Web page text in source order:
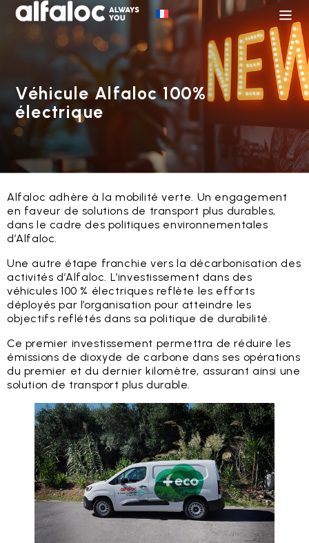
Véhicule Alfaloc 100%
électrique
Alfaloc adhère à la mobilité verte. Un engagement
en faveur de solutions de transport plus durables,
dans le cadre des politiques environnementales
d’Alfaloc.
Une autre étape franchie vers la décarbonisation des
activités d’Alfaloc. L’investissement dans des
véhicules 100 % électriques reflète les efforts
déployés par l’organisation pour atteindre les
objectifs reflétés dans sa politique de durabilité.
Ce premier investissement permettra de réduire les
émissions de dioxyde de carbone dans ses opérations
du premier et du dernier kilomètre, assurant ainsi une
solution de transport plus durable.